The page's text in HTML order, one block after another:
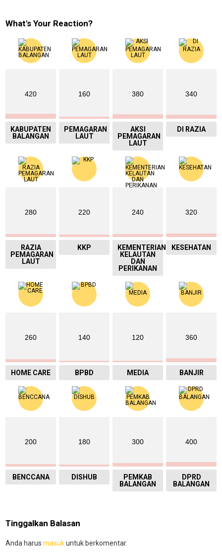
What's Your Reaction?
420
KABUPATEN
BALANGAN
160
PEMAGARAN
LAUT
380
AKSI
PEMAGARAN
LAUT
340
DI RAZIA
280
RAZIA
PEMAGARAN
LAUT
220
KKP
240
KEMENTERIAN
KELAUTAN
DAN
PERIKANAN
320
KESEHATAN
260
HOME CARE
140
BPBD
120
MEDIA
360
BANJIR
200
BENCCANA
180
DISHUB
300
PEMKAB
BALANGAN
400
DPRD
BALANGAN
Tinggalkan Balasan
Anda harus masukuntuk berkomentar.